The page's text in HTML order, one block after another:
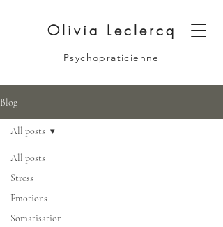
Olivia Leclercq
Psychopraticienne
Blog
All posts
Stress
Emotions
Somatisation
All posts